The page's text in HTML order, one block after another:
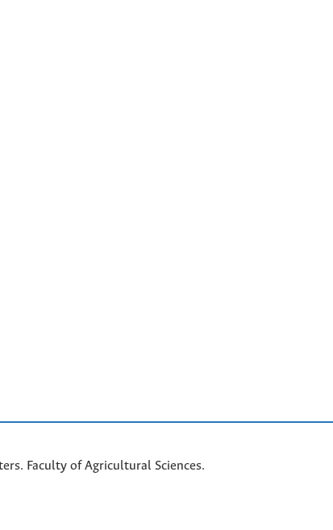
Faculty of Agricultural Sciences.